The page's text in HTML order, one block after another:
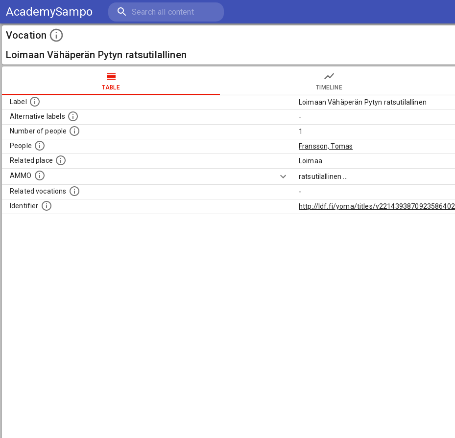
AcademySampo
Vocation
Loimaan Vähäperän Pytyn ratsutilallinen
TABLE TIMELINE
Label
Loimaan Vähäperän Pytyn ratsutilallinen
Alternative labels
-
Number of people
1
People
Fransson, Tomas
Related place
Loimaa
AMMO
ratsutilallinen
Related vocations
-
Identifier
http://ldf.fi/yoma/titles/v2214393870923586402